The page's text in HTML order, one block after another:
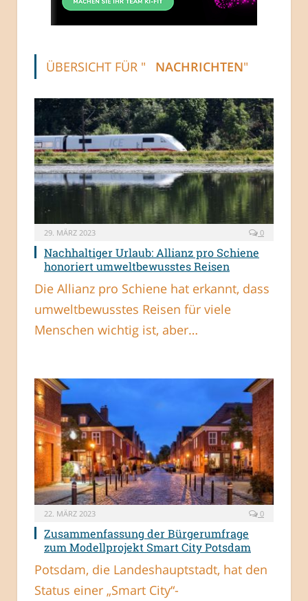
ÜBERSICHT FÜR " NACHRICHTEN"
29. MÄRZ 2023 0
Nachhaltiger Urlaub: Allianz pro Schiene
honoriert umweltbewusstes Reisen
Die Allianz pro Schiene hat erkannt, dass
umweltbewusstes Reisen für viele
Menschen wichtig ist, aber…
22. MÄRZ 2023 0
Zusammenfassung der Bürgerumfrage
zum Modellprojekt Smart City Potsdam
Potsdam, die Landeshauptstadt, hat den
Status einer „Smart City“-